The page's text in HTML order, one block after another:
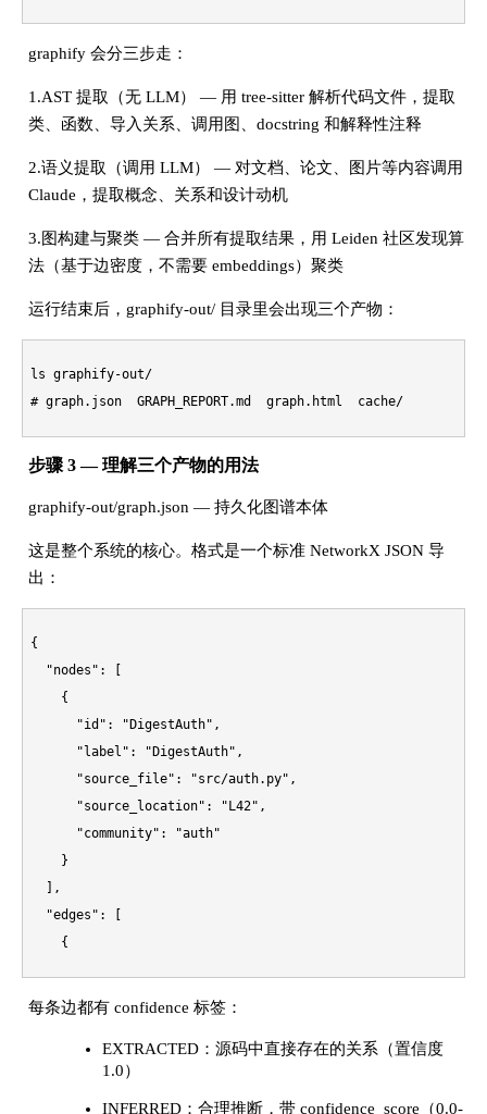
graphify 会分三步走：
1.AST 提取（无 LLM） — 用 tree-sitter 解析代码文件，提取
类、函数、导入关系、调用图、docstring 和解释性注释
2.语义提取（调用 LLM） — 对文档、论文、图片等内容调用
Claude，提取概念、关系和设计动机
3.图构建与聚类 — 合并所有提取结果，用 Leiden 社区发现算
法（基于边密度，不需要 embeddings）聚类
运行结束后，graphify-out/ 目录里会出现三个产物：
ls
# graph.json  GRAPH_REPORT.md  graph.html  cache/
步骤 3 — 理解三个产物的用法
graphify-out/graph.json — 持久化图谱本体
这是整个系统的核心。格式是一个标准 NetworkX JSON 导
出：
{
"nodes" :
{
"id" : "DigestAuth" ,
"label" : "DigestAuth" ,
"source_file" : "src/auth.py" ,
"source_location" : "L42" ,
"community" :
"auth"
}
,
"edges" :
{
"target"
"Response"
"confidence": "EXTRACTED",
"confidence_score"
每条边都有 confidence 标签：
EXTRACTED：源码中直接存在的关系（置信度
1.0）
INFERRED：合理推断，带 confidence_score（0.0-